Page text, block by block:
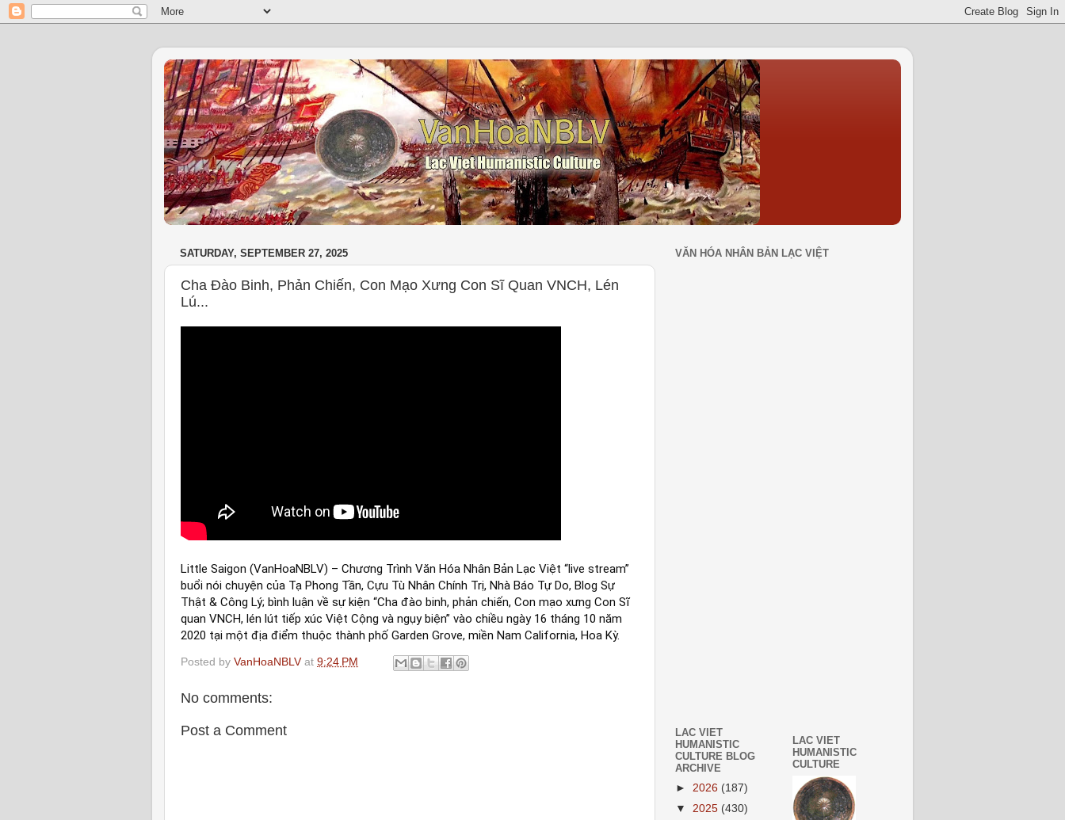
SATURDAY, SEPTEMBER 27, 2025
Cha Đào Binh, Phản Chiến, Con Mạo Xưng Con Sĩ Quan VNCH, Lén
Lú...
Little Saigon (VanHoaNBLV) – Chương Trình Văn Hóa Nhân Bản Lạc Việt “live stream”
buổi nói chuyện của Tạ Phong Tần, Cựu Tù Nhân Chính Trị, Nhà Báo Tự Do, Blog Sự
Thật & Công Lý; bình luận về sự kiện “Cha đào binh, phản chiến, Con mạo xưng Con Sĩ
quan VNCH, lén lút tiếp xúc Việt Cộng và ngụy biện” vào chiều ngày 16 tháng 10 năm
2020 tại một địa điểm thuộc thành phố Garden Grove, miền Nam California, Hoa Kỳ.
Posted by VanHoaNBLV at 9:24 PM
No comments:
Post a Comment
VĂN HÓA NHÂN BẢN LẠC VIỆT
LAC VIET
HUMANISTIC
CULTURE BLOG
ARCHIVE
► 2026 (187)
▼ 2025 (430)
LAC VIET
HUMANISTIC
CULTURE